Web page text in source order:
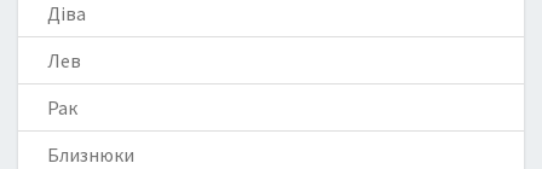
Діва
Лев
Рак
Близнюки